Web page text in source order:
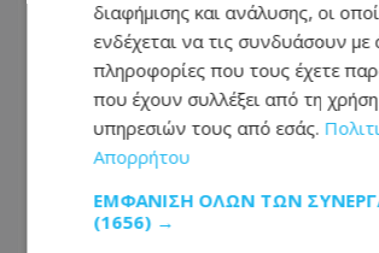
Έφυγε από τη ζωή ο
Μιχάλης - Πότε θα γίνει η
παράκληση της οικογένειάς -
φωτογραφία του
διαφήμισης και ανάλυσης, οι
ενδέχεται να τις συνδυάσουν με
πληροφορίες που τους έχετε
που έχουν συλλέξει από τη
υπηρεσιών τους από εσάς.
Απορρήτου
ΕΜΦΆΝΙΣΗ ΌΛΩΝ ΤΩΝ
(1656) →